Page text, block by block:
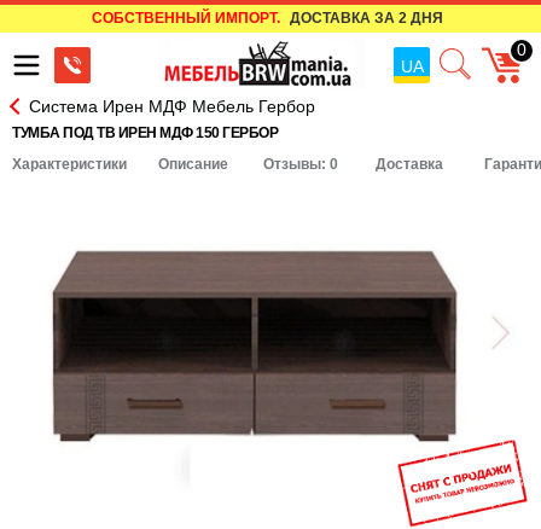
СОБСТВЕННЫЙ ИМПОРТ. ДОСТАВКА ЗА 2 ДНЯ
UA
0
Система Ирен МДФ Мебель Гербор
ТУМБА ПОД ТВ ИРЕН МДФ 150 ГЕРБОР
Характеристики
Описание Отзывы: 0 Доставка